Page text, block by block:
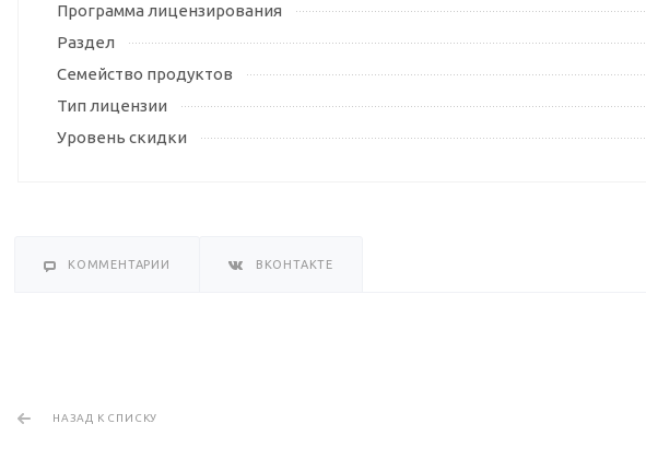
Программа лицензирования
Раздел
Семейство продуктов
Тип лицензии
Уровень скидки
КОММЕНТАРИИ ВКОНТАКТЕ
НАЗАД К СПИСКУ